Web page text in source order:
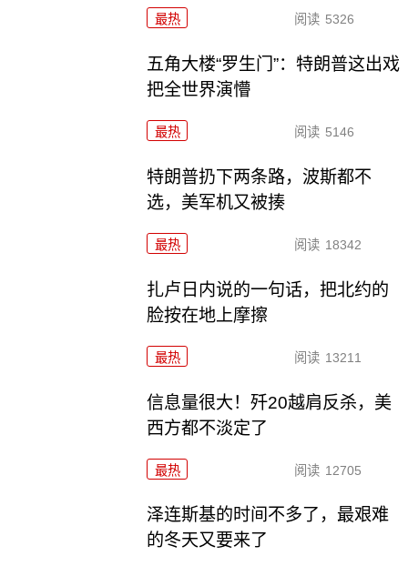
最热 阅读 5326
五角大楼“罗生门”：特朗普这出戏
把全世界演懵
最热 阅读 5146
特朗普扔下两条路，波斯都不
选，美军机又被揍
最热 阅读 18342
扎卢日内说的一句话，把北约的
脸按在地上摩擦
最热 阅读 13211
信息量很大！歼20越肩反杀，美
西方都不淡定了
最热 阅读 12705
泽连斯基的时间不多了，最艰难
的冬天又要来了